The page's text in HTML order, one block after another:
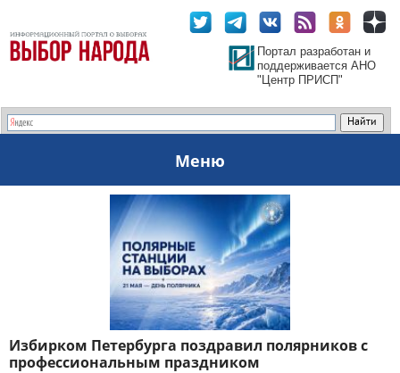
Портал разработан и
поддерживается АНО
"Центр ПРИСП"
Меню
Избирком Петербурга поздравил полярников с
профессиональным праздником